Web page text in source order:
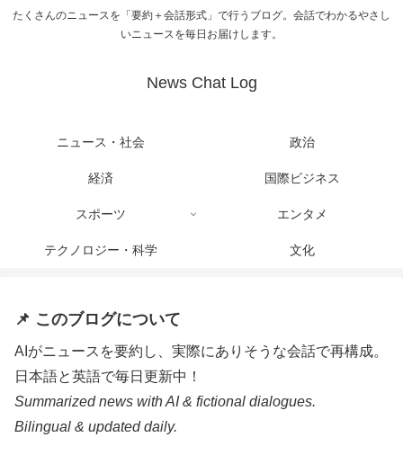
たくさんのニュースを「要約＋会話形式」で行うブログ。会話でわかるやさし
いニュースを毎日お届けします。
News Chat Log
ニュース・社会 政治
経済 国際ビジネス
スポーツ エンタメ
テクノロジー・科学 文化
📌 このブログについて
AIがニュースを要約し、実際にありそうな会話で再構成。
日本語と英語で毎日更新中！
Summarized news with AI & fictional dialogues.
Bilingual & updated daily.